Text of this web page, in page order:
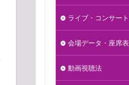
ライブ・コンサート
会場データ・座席表
動画視聴法